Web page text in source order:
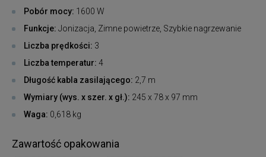
Pobór mocy: 1600 W
Funkcje: Jonizacja, Zimne powietrze, Szybkie nagrzewanie
Liczba prędkości: 3
Liczba temperatur: 4
Długość kabla zasilającego: 2,7 m
Wymiary (wys. x szer. x gł.): 245 x 78 x 97 mm
Waga: 0,618 kg
Zawartość opakowania